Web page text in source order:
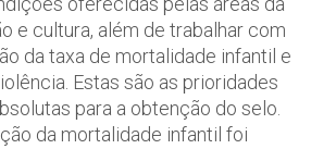
e cultura, além de trabalhar com
da taxa de mortalidade infantil e
Estas são as prioridades
para a obtenção do selo.
da mortalidade infantil foi